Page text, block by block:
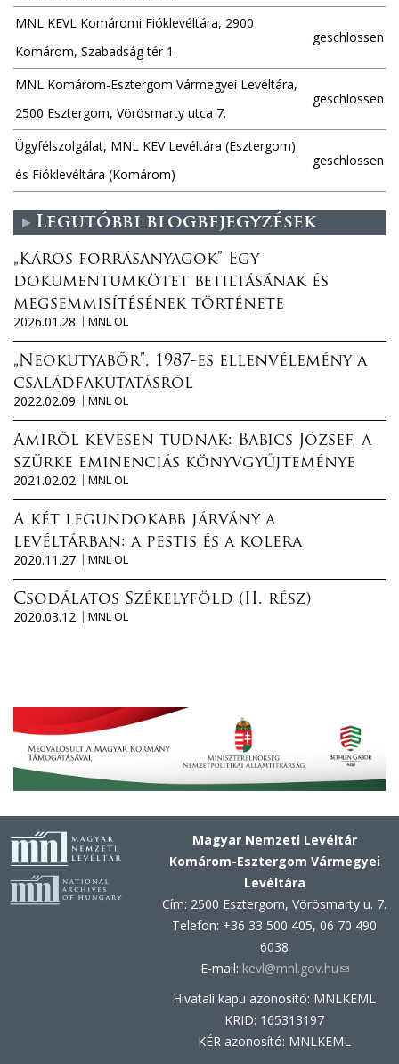
MNL KEVL Komáromi Fióklevéltára, 2900
Komárom, Szabadság tér 1.
geschlossen
MNL Komárom-Esztergom Vármegyei Levéltára,
2500 Esztergom, Vörösmarty utca 7.
geschlossen
Ügyfélszolgálat, MNL KEV Levéltára (Esztergom)
és Fióklevéltára (Komárom)
geschlossen
Legutóbbi blogbejegyzések
„Káros forrásanyagok” Egy
dokumentumkötet betiltásának és
megsemmisítésének története
2026.01.28.
MNL OL
„Neokutyabőr”. 1987-es ellenvélemény a
családfakutatásról
2022.02.09.
MNL OL
Amiről kevesen tudnak: Babics József, a
szürke eminenciás könyvgyűjteménye
2021.02.02.
MNL OL
A két legundokabb járvány a
levéltárban: a pestis és a kolera
2020.11.27.
MNL OL
Csodálatos Székelyföld (II. rész)
2020.03.12.
MNL OL
Magyar Nemzeti Levéltár
Komárom-Esztergom Vármegyei
Levéltára
Cím: 2500 Esztergom, Vörösmarty u. 7.
Telefon: +36 33 500 405, 06 70 490
6038
E-mail: kevl@mnl.gov.hu(link
Hivatali kapu azonosító: MNLKEML
KRID: 165313197
KÉR azonosító: MNLKEML